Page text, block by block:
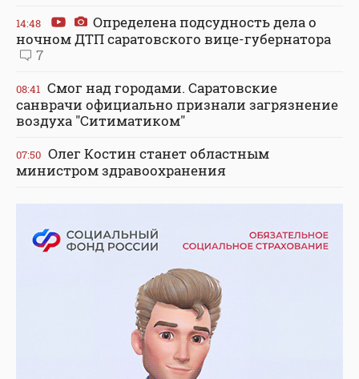
14:48
Определена подсудность дела о
ночном ДТП саратовского вице-губернатора
7
08:41 Смог над городами. Саратовские
санврачи официально признали загрязнение
воздуха "Ситиматиком"
07:50 Олег Костин станет областным
министром здравоохранения